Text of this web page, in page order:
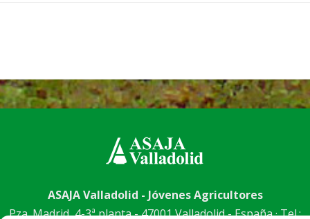
ASAJA Valladolid - Jóvenes Agricultores
Pza. Madrid, 4-3ª planta - 47001 Valladolid - España · Tel.: